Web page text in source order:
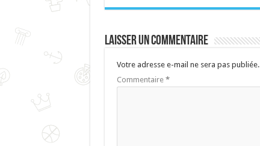
Laisser un commentaire
Votre adresse e-mail ne sera pas publiée.
Commentaire *